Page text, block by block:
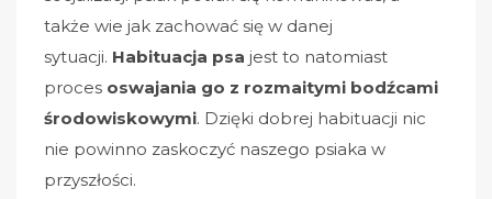
także wie jak zachować się w danej
sytuacji. Habituacja psa jest to natomiast
proces oswajania go z rozmaitymi bodźcami
środowiskowymi. Dzięki dobrej habituacji nic
nie powinno zaskoczyć naszego psiaka w
przyszłości.